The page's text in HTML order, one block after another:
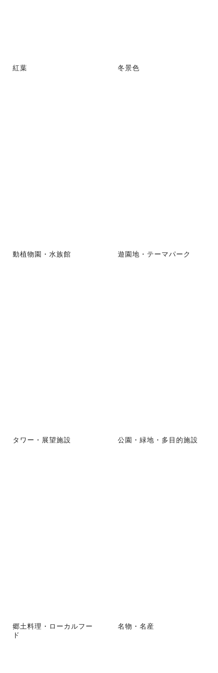
紅葉 冬景色
動植物園・水族館 遊園地・テーマパーク
タワー・展望施設 公園・緑地・多目的施設
郷土料理・ローカルフー
ド
名物・名産